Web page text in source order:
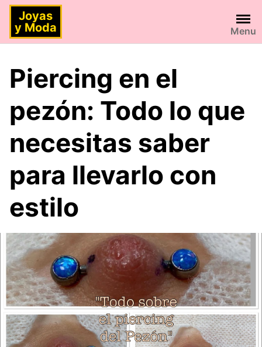
Saltar
contenido
Joyas
y Moda
Menu
Piercing en el
pezón: Todo lo que
necesitas saber
para llevarlo con
estilo